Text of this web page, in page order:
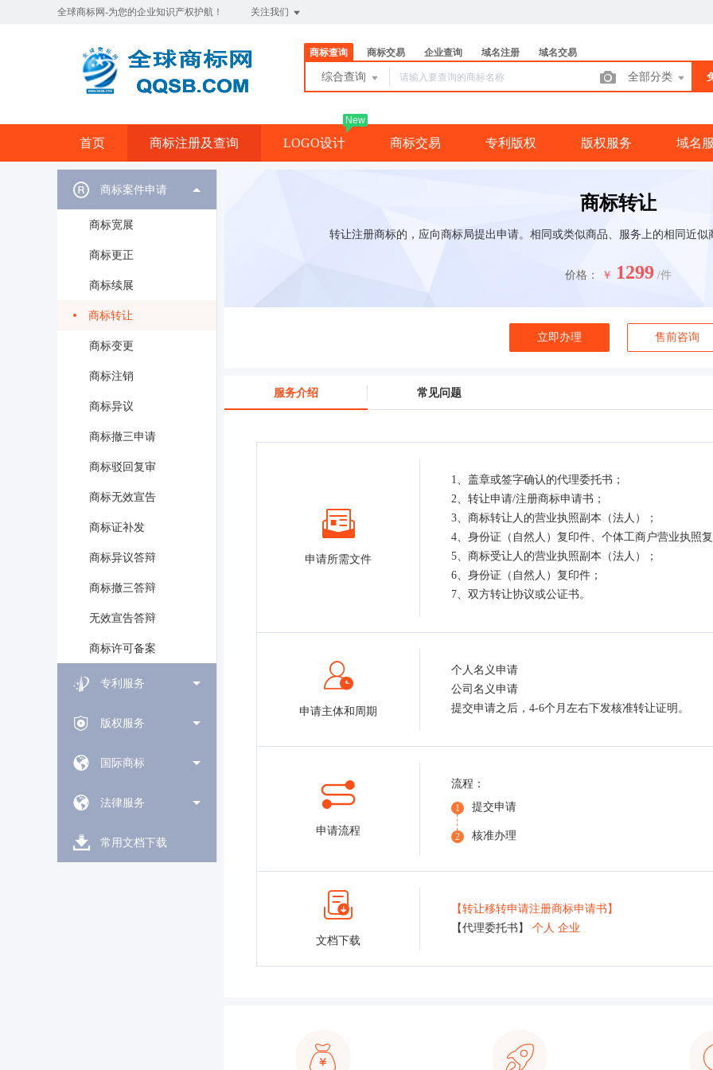
全球商标网-为您的企业知识产权护航！ 关注我们
商标查询 商标交易 企业查询 域名注册 域名交易
综合查询 全部分类
首页 商标注册及查询 LOGO设计
New
商标交易 专利版权 版权服务 域名
商标案件申请
商标宽展
商标更正
商标续展
商标转让
商标变更
商标注销
商标异议
商标撤三申请
商标驳回复审
商标无效宣告
商标证补发
商标异议答辩
商标撤三答辩
无效宣告答辩
商标许可备案
专利服务
版权服务
国际商标
法律服务
常用文档下载
商标转让
转让注册商标的，应向商标局提出申请。相同或类似商品、服务上的相同近
价格： ￥ 1299 /件
立即办理 售前咨询
服务介绍 常见问题
申请所需文件
1、盖章或签字确认的代理委托书；
2、转让申请/注册商标申请书；
3、商标转让人的营业执照副本（法人）；
4、身份证（自然人）复印件、个体工商户营业执照
5、商标受让人的营业执照副本（法人）；
6、身份证（自然人）复印件；
7、双方转让协议或公证书。
申请主体和周期
个人名义申请
公司名义申请
提交申请之后，4-6个月左右下发核准转让证明。
申请流程
流程：
1 提交申请
2 核准办理
文档下载
【转让移转申请注册商标申请书】
【代理委托书】 个人 企业